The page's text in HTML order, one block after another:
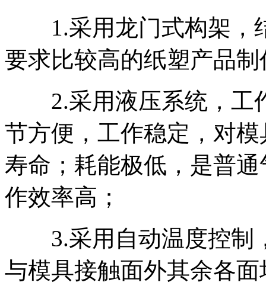
1.采用龙门式构架，
要求比较高的纸塑产品制
2.采用液压系统，工
节方便，工作稳定，对
寿命；耗能极低，是普
作效率高；
3.采用自动温度控制
与模具接触面外其余各